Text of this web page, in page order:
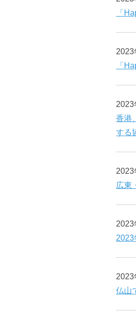
「
2023
「
2023
香港
する
2023
広東
2023
2023
2023
仏山